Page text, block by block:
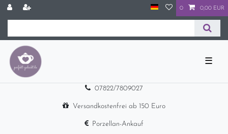
0 0,00 EUR
☰
07822/7809027
Versandkostenfrei ab 150 Euro
Porzellan-Ankauf